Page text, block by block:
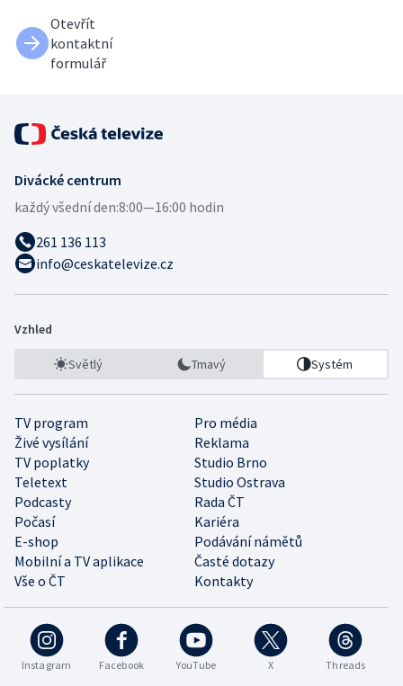
Otevřít
kontaktní
formulář
Divácké centrum
každý všední den:8:00—16:00 hodin
261 136 113
info@ceskatelevize.cz
Vzhled
Světlý Tmavý Systém
TV program
Pro média
Živé vysílání
Reklama
TV poplatky
Studio Brno
Teletext
Studio Ostrava
Podcasty
Rada ČT
Počasí
Kariéra
E-shop
Podávání námětů
Mobilní a TV aplikace
Časté dotazy
Vše o ČT
Kontakty
Instagram Facebook YouTube X Threads